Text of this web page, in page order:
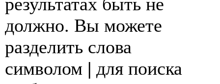
должно. Вы можете
разделить слова
символом | для поиска